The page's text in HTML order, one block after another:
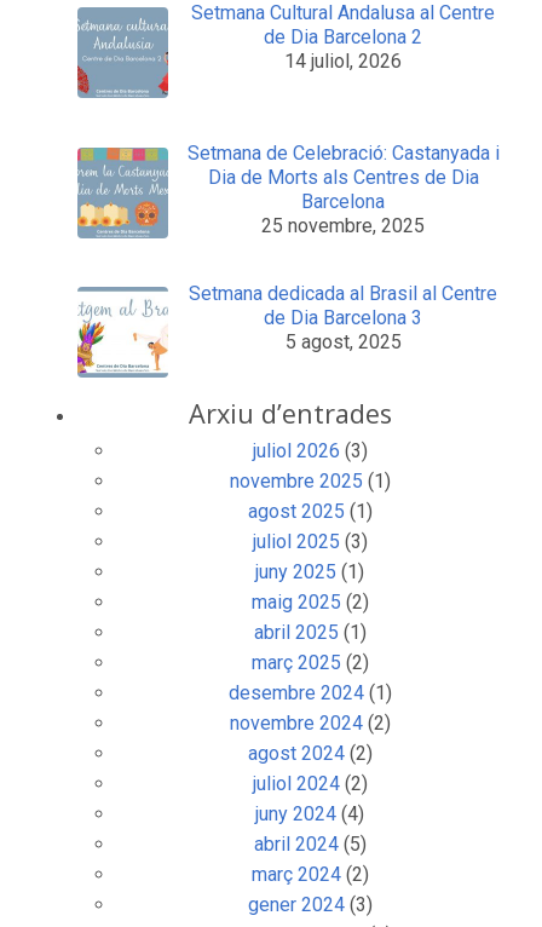
Setmana Cultural Andalusa al Centre
de Dia Barcelona 2
14 juliol, 2026
Setmana de Celebració: Castanyada i
Dia de Morts als Centres de Dia
Barcelona
25 novembre, 2025
Setmana dedicada al Brasil al Centre
de Dia Barcelona 3
5 agost, 2025
Arxiu d’entrades
juliol 2026 (3)
novembre 2025 (1)
agost 2025 (1)
juliol 2025 (3)
juny 2025 (1)
maig 2025 (2)
abril 2025 (1)
març 2025 (2)
desembre 2024(1)
novembre 2024(2)
agost 2024(2)
juliol 2024(2)
juny 2024 (4)
abril 2024(5)
març 2024(2)
gener 2024(3)